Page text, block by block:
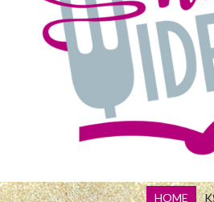
HOME